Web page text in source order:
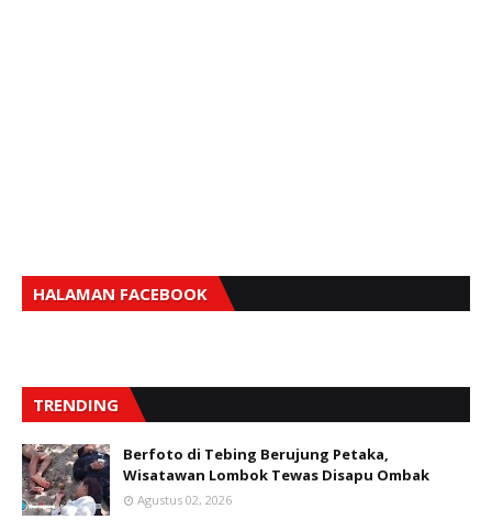
HALAMAN FACEBOOK
TRENDING
Berfoto di Tebing Berujung Petaka,
Wisatawan Lombok Tewas Disapu Ombak
Agustus 02, 2026